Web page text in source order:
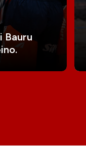
Bauru